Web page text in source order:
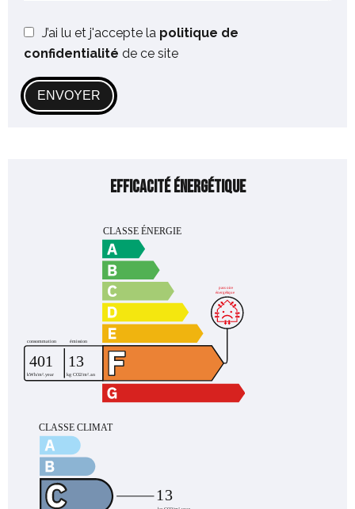
J’ai lu et j'accepte la politique de
confidentialité de ce site
ENVOYER
Efficacité énergétique